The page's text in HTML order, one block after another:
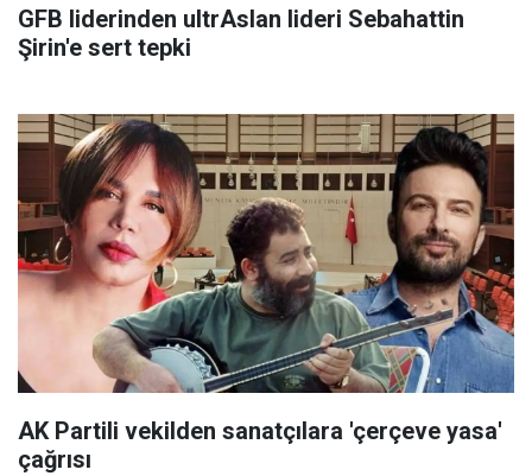
GFB liderinden ultrAslan lideri Sebahattin
Şirin'e sert tepki
AK Partili vekilden sanatçılara 'çerçeve yasa'
çağrısı